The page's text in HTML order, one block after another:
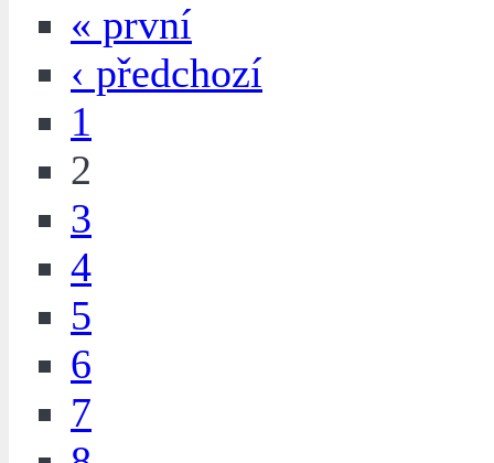
« první
‹ předchozí
1
2
3
4
5
6
7